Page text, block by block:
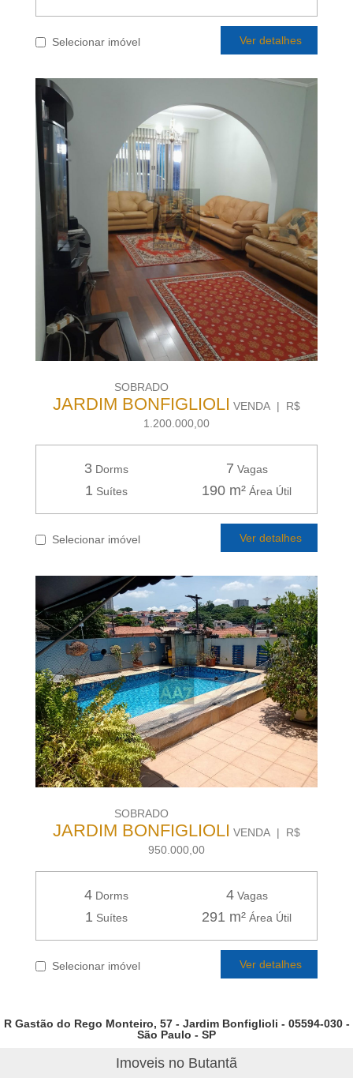
Selecionar imóvel Ver detalhes
SOBRADO
JARDIM BONFIGLIOLI VENDA | R$
1.200.000,00
3 Dorms 7 Vagas
1 Suítes 190 m² Área Útil
Selecionar imóvel Ver detalhes
SOBRADO
JARDIM BONFIGLIOLI VENDA | R$
950.000,00
4 Dorms 4Vagas
1 Suítes 291 m² Área Útil
Selecionar imóvel Ver detalhes
R Gastão do Rego Monteiro, 57 - Jardim Bonfiglioli - 05594-030 -
São Paulo - SP
Imoveis no Butantã